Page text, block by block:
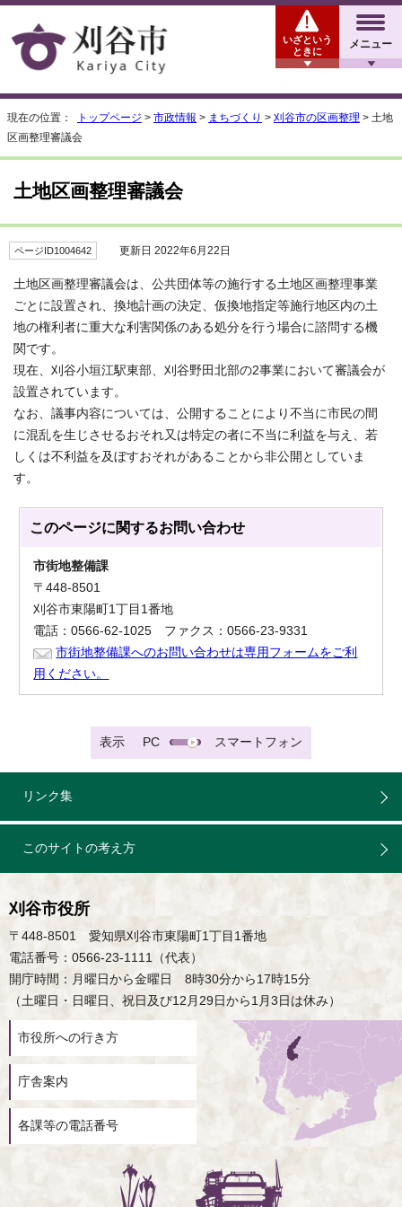
メニュー
いざという
ときに
現在の位置： トップページ > 市政情報 > まちづくり > 刈谷市の区画整理 > 土地
区画整理審議会
土地区画整理審議会
ページID1004642 更新日 2022年6月22日
土地区画整理審議会は、公共団体等の施行する土地区画整理事業
ごとに設置され、換地計画の決定、仮換地指定等施行地区内の土
地の権利者に重大な利害関係のある処分を行う場合に諮問する機
関です。
現在、刈谷小垣江駅東部、刈谷野田北部の2事業において審議会が
設置されています。
なお、議事内容については、公開することにより不当に市民の間
に混乱を生じさせるおそれ又は特定の者に不当に利益を与え、若
しくは不利益を及ぼすおそれがあることから非公開としていま
す。
このページに関するお問い合わせ
市街地整備課
〒448-8501
刈谷市東陽町1丁目1番地
電話：0566-62-1025 ファクス：0566-23-9331
市街地整備課へのお問い合わせは専用フォームをご利
用ください。
表示 PC スマートフォン
リンク集
このサイトの考え方
刈谷市役所
〒448-8501 愛知県刈谷市東陽町1丁目1番地
電話番号：0566-23-1111（代表）
開庁時間：月曜日から金曜日 8時30分から17時15分
（土曜日・日曜日、祝日及び12月29日から1月3日は休み）
市役所への行き方
庁舎案内
各課等の電話番号